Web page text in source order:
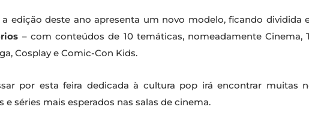
edição deste ano apresenta um novo modelo, ficando dividida
– com conteúdos de 10 temáticas, nomeadamente Cinema,
Cosplay e Comic-Con Kids.
por esta feira dedicada à cultura pop irá encontrar muitas
séries mais esperados nas salas de cinema.